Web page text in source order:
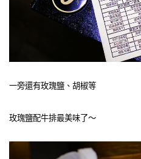
一旁還有玫瑰鹽、胡椒等
玫瑰鹽配牛排最美味了～